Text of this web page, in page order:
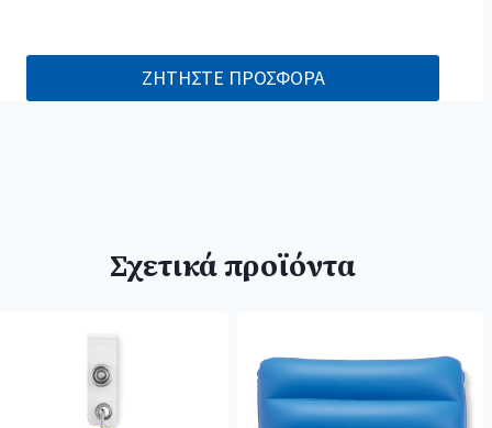
ΖΗΤΗΣΤΕ ΠΡΟΣΦΟΡΑ
Σχετικά προϊόντα